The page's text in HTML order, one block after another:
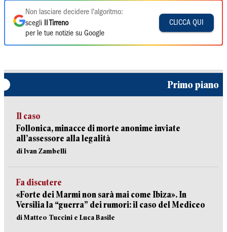
Non lasciare decidere l'algoritmo:
scegli
Il Tirreno
per le tue notizie su Google
CLICCA QUI
Primo piano
Il caso
Follonica, minacce di morte anonime inviate
all’assessore alla legalità
di Ivan Zambelli
Fa discutere
«Forte dei Marmi non sarà mai come Ibiza». In
Versilia la “guerra” dei rumori: il caso del Mediceo
di Matteo Tuccini e Luca Basile